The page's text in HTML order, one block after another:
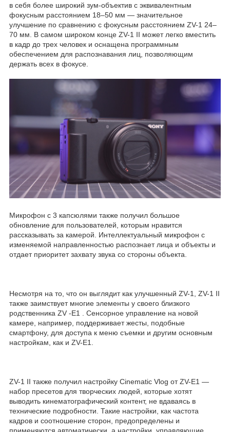
в себя более широкий зум-объектив с эквивалентным
фокусным расстоянием 18–50 мм — значительное
улучшение по сравнению с фокусным расстоянием ZV-1 24–
70 мм. В самом широком конце ZV-1 II может легко вместить
в кадр до трех человек и оснащена программным
обеспечением для распознавания лиц, позволяющим
держать всех в фокусе.
Микрофон с 3 капсюлями также получил большое
обновление для пользователей, которым нравится
рассказывать за камерой. Интеллектуальный микрофон с
изменяемой направленностью распознает лица и объекты и
отдает приоритет захвату звука со стороны объекта.
Несмотря на то, что он выглядит как улучшенный ZV-1, ZV-1 II
также заимствует многие элементы у своего близкого
родственника ZV -E1 . Сенсорное управление на новой
камере, например, поддерживает жесты, подобные
смартфону, для доступа к меню съемки и другим основным
настройкам, как и ZV-E1.
ZV-1 II также получил настройку Cinematic Vlog от ZV-E1 —
набор пресетов для творческих людей, которые хотят
выводить кинематографический контент, не вдаваясь в
технические подробности. Такие настройки, как частота
кадров и соотношение сторон, предопределены и
применяются автоматически, а настройки, управляющие